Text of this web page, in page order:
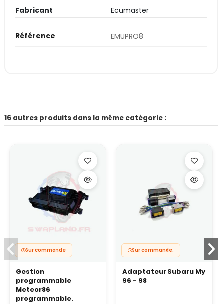
Fabricant Ecumaster
Référence EMUPRO8
16 autres produits dans la même catégorie :
Sur commande
Gestion
programmable
Meteor86
programmable.
Sur commande.
Adaptateur Subaru My
96 - 98